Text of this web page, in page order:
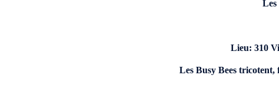
Les
Lieu: 310
Les Busy Bees